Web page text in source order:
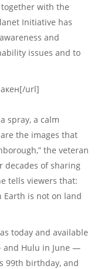
with the
Initiative has
and
issues and to
url]
spray, a calm
the images that
the veteran
decades of sharing
tells viewers that:
Earth is not on land
today and available
and Hulu in June —
99th birthday, and